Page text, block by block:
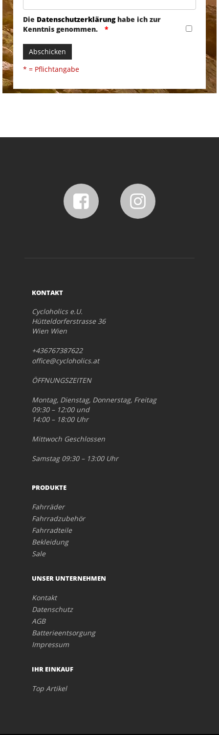
Die Datenschutzerklärunghabe ich zur
Kenntnis genommen.
Abschicken
* = Pflichtangabe
KONTAKT
Cycloholics e.U.
Hütteldorferstrasse 36
Wien Wien
+436767387622
office@cycloholics.at
ÖFFNUNGSZEITEN
Montag, Dienstag, Donnerstag, Freitag
09:30 – 12:00 und
14:00 – 18:00 Uhr
Mittwoch Geschlossen
Samstag 09:30 – 13:00 Uhr
PRODUKTE
Fahrräder
Fahrradzubehör
Fahrradteile
Bekleidung
Sale
UNSER UNTERNEHMEN
Kontakt
Datenschutz
AGB
Batterieentsorgung
Impressum
IHR EINKAUF
Top Artikel